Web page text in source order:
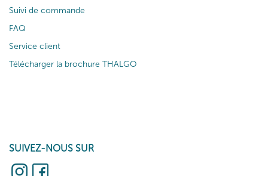
Suivi de commande
FAQ
Service client
Télécharger la brochure THALGO
SUIVEZ-NOUS SUR